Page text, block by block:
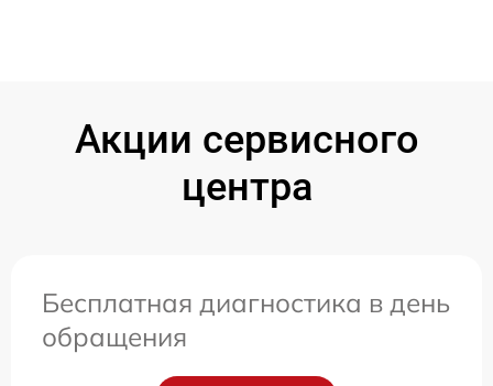
Акции сервисного
центра
Бесплатная диагностика в день
обращения